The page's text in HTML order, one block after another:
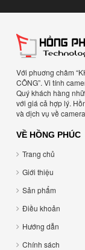
Với phuơng châm
CÔNG”. Vi tính
Quý khách hàng
với giá cả hợp lý.
và dịch vụ về
VỀ HỒNG PHÚC
Trang chủ
Giới thiệu
Sản phẩm
Điều khoản
Hướng dẫn
Chính sách